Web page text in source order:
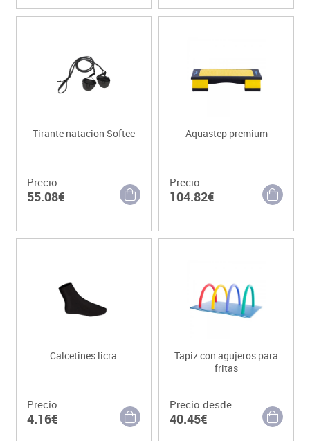
Tirante natacion Softee
Precio
55.08€
Aquastep premium
Precio
104.82€
Calcetines licra
Precio
4.16€
Tapiz con agujeros para
fritas
Precio desde
40.45€